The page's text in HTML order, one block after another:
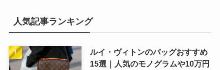
人気記事ランキング
ルイ・ヴィトンのバッグおすすめ
15選｜人気のモノグラムや10万円